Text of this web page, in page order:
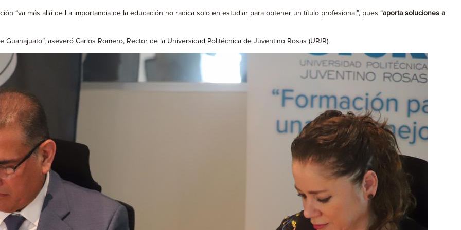
“va más allá de La importancia de la educación no radica solo en estudiar para obtener un título profesional”, pues “aporta soluciones a
aseveró Carlos Romero, Rector de la Universidad Politécnica de Juventino Rosas (UPJR).